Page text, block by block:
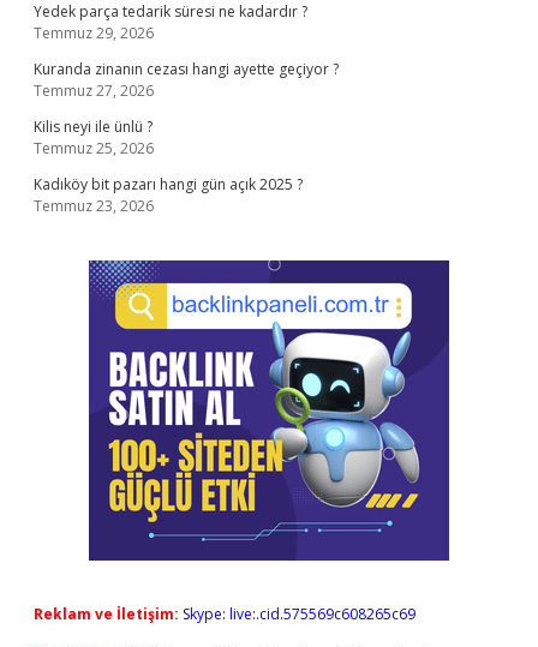
Yedek parça tedarik süresi ne kadardır ?
Temmuz 29, 2026
Kuranda zinanın cezası hangi ayette geçiyor ?
Temmuz 27, 2026
Kilis neyi ile ünlü ?
Temmuz 25, 2026
Kadıköy bit pazarı hangi gün açık 2025 ?
Temmuz 23, 2026
Reklam ve İletişim: Skype: live:.cid.575569c608265c69